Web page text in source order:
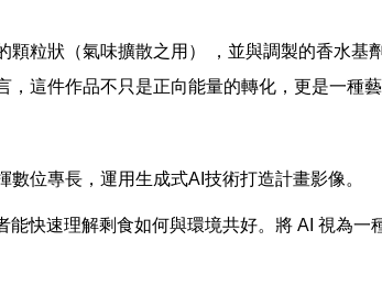
粒狀（氣味擴散之用） ，並與調製的香水
這件作品不只是正向能量的轉化，更是一種
位專長，運用生成式AI技術打造計畫影像。
快速理解剩食如何與環境共好。將 AI 視為